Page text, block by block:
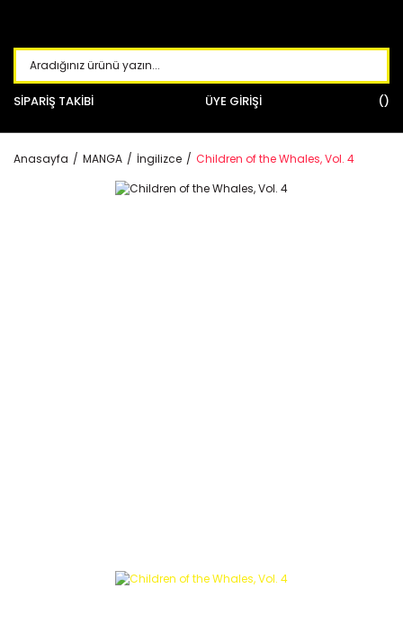
SİPARİŞ TAKİBİ ÜYE GİRİŞİ
Anasayfa MANGA İngilizce Children of the Whales, Vol. 4